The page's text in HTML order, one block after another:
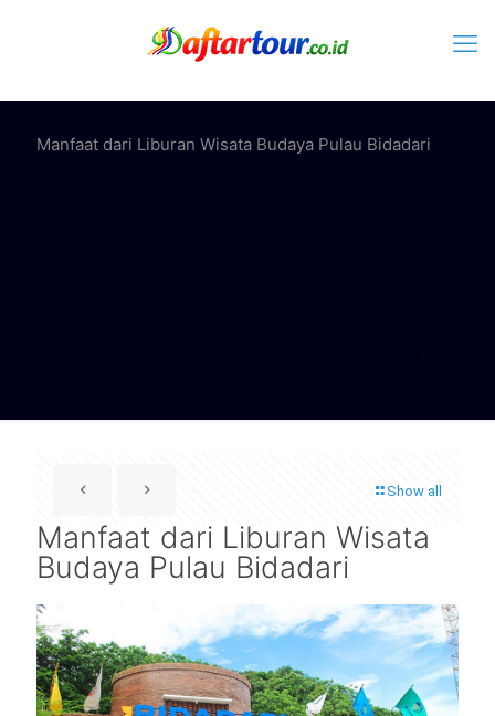
Manfaat dari Liburan Wisata Budaya Pulau Bidadari
Show all
Manfaat dari Liburan Wisata
Budaya Pulau Bidadari